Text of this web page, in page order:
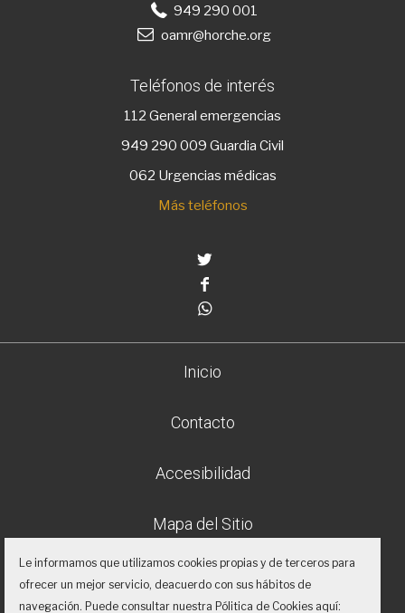
949 290 001
oamr@horche.org
Teléfonos de interés
112 General emergencias
949 290 009 Guardia Civil
062 Urgencias médicas
Más teléfonos
Inicio
Contacto
Accesibilidad
Mapa del Sitio
Aviso legal
Le informamos que utilizamos cookies propias y de terceros para
ofrecer un mejor servicio, deacuerdo con sus hábitos de
navegación. Puede consultar nuestra Pólitica de Cookies aquí: